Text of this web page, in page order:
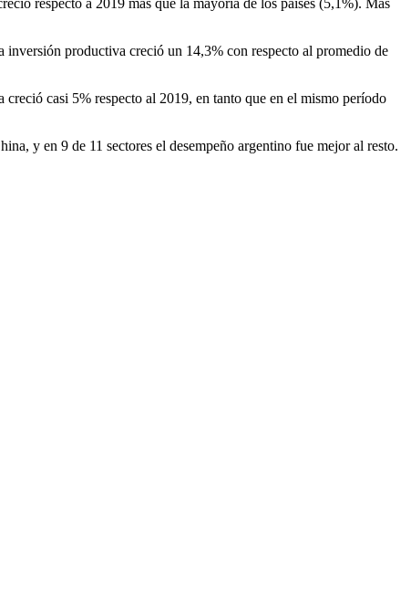
productiva creció un 14,3% con respecto al promedio de
casi 5% respecto al 2019, en tanto que en el mismo período
y en 9 de 11 sectores el desempeño argentino fue mejor al resto.